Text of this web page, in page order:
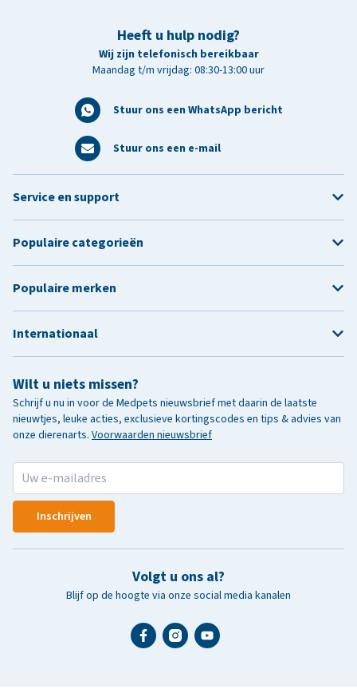
Heeft u hulp nodig?
Wij zijn telefonisch bereikbaar
Maandag t/m vrijdag: 08:30-13:00 uur
Stuur ons een WhatsApp bericht
Stuur ons een e-mail
Wilt u niets missen?
Schrijf u nu in voor de Medpets nieuwsbrief met daarin de laatste
nieuwtjes, leuke acties, exclusieve kortingscodes en tips & advies van
onze dierenarts. Voorwaarden nieuwsbrief
Inschrijven
Volgt u ons al?
Blijf op de hoogte via onze social media kanalen
Service en support
Populaire categorieën
Populaire merken
Internationaal